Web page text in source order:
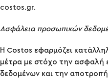
costos.gr.
Ασφάλεια προσωπικών
Η Costos εφαρμόζει
μέτρα με στόχο την ασφαλή
δεδομένων και την